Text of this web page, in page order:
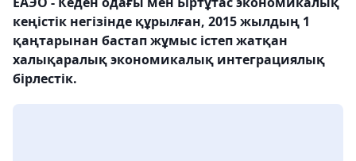
кеңістік негізінде құрылған, 2015 жылдың 1
қаңтарынан бастап жұмыс істеп жатқан
халықаралық экономикалық интеграциялық
бірлестік.